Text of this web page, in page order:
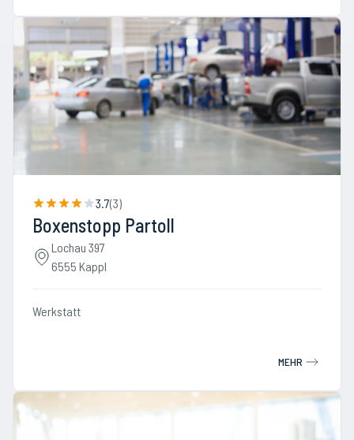
3.7(3)
Boxenstopp Partoll
Lochau 397
6555 Kappl
Werkstatt
MEHR